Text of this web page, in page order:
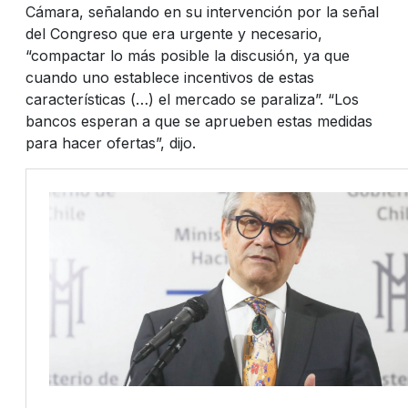
Cámara, señalando en su intervención por la señal
del Congreso que era urgente y necesario,
“compactar lo más posible la discusión, ya que
cuando uno establece incentivos de estas
características (…) el mercado se paraliza”. “Los
bancos esperan a que se aprueben estas medidas
para hacer ofertas”, dijo.